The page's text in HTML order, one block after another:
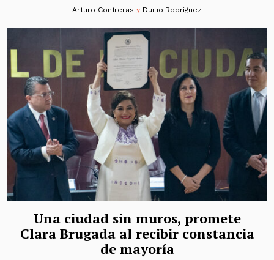
Arturo Contreras y Duilio Rodríguez
Una ciudad sin muros, promete
Clara Brugada al recibir constancia
de mayoría